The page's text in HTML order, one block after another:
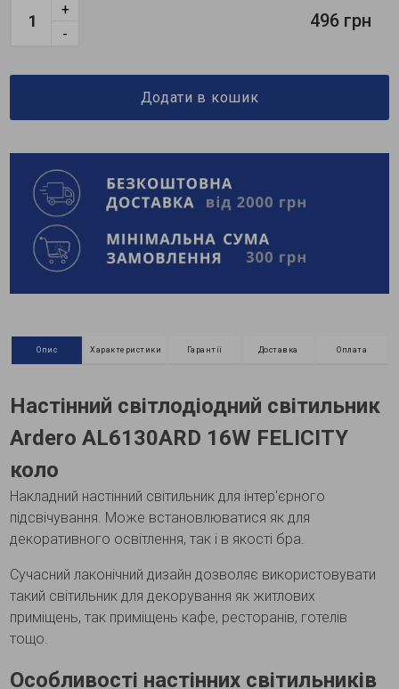
-
+
496 грн
Додати в кошик
Опис Характеристики Гарантії Доставка Оплата
Настінний світлодіодний світильник
Ardero AL6130ARD 16W FELICITY
коло
Накладний настінний світильник для інтер'єрного
підсвічування. Може встановлюватися як для
декоративного освітлення, так і в якості бра.
Сучасний лаконічний дизайн дозволяє використовувати
такий світильник для декорування як житлових
приміщень, так приміщень кафе, ресторанів, готелів
тощо.
Особливості настінних світильників